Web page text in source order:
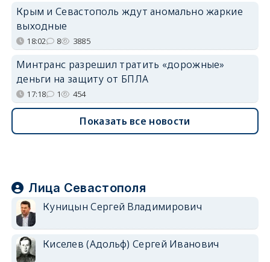
Крым и Севастополь ждут аномально жаркие
выходные
18:02 8 3885
Минтранс разрешил тратить «дорожные»
деньги на защиту от БПЛА
17:18 1 454
Показать все новости
Лица Севастополя
Куницын Сергей Владимирович
Киселев (Адольф) Сергей Иванович